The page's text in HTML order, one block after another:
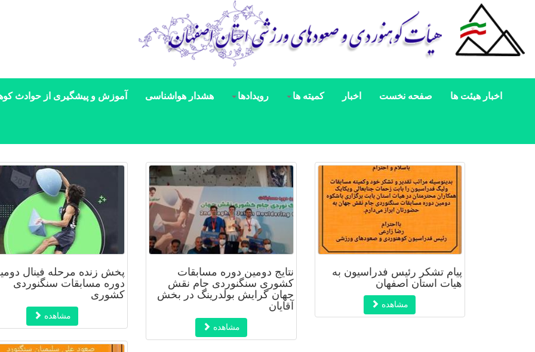
اخبار هیئت ها صفحه نخست اخبار کمیته ها رویدادها هشدار هواشناسی آموزش و پیشگیری از حوادث
پیام تشکر رئیس فدراسیون به
هیات استان اصفهان
مشاهده
نتایج دومین دوره مسابقات
کشوری سنگنوردی جام نقش
جهان گرایش بولدرینگ در بخش
آقایان
مشاهده
پخش زنده مرحله فینال
دوره مسابقات سنگنوردی
کشوری
مشاهده